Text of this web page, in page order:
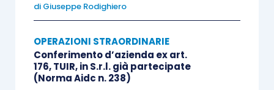
una società di capitali ante trasformazione
L’utilizzo delle perditeformatesi prima della
trasformazione da parte della società trasformata
ad abbattimento del proprio reddito
di Giuseppe Rodighiero
OPERAZIONI STRAORDINARIE
Conferimento d’azienda ex art.
176, TUIR, in S.r.l. già partecipate
(Norma Aidc n. 238)